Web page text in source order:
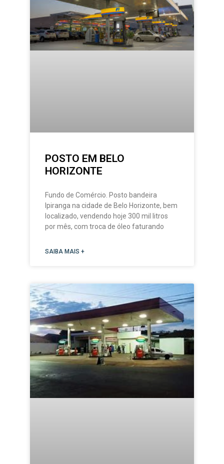
POSTO EM BELO
HORIZONTE
Fundo de Comércio. Posto bandeira
Ipiranga na cidade de Belo Horizonte, bem
localizado, vendendo hoje 300 mil litros
por mês, com troca de óleo faturando
SAIBA MAIS +